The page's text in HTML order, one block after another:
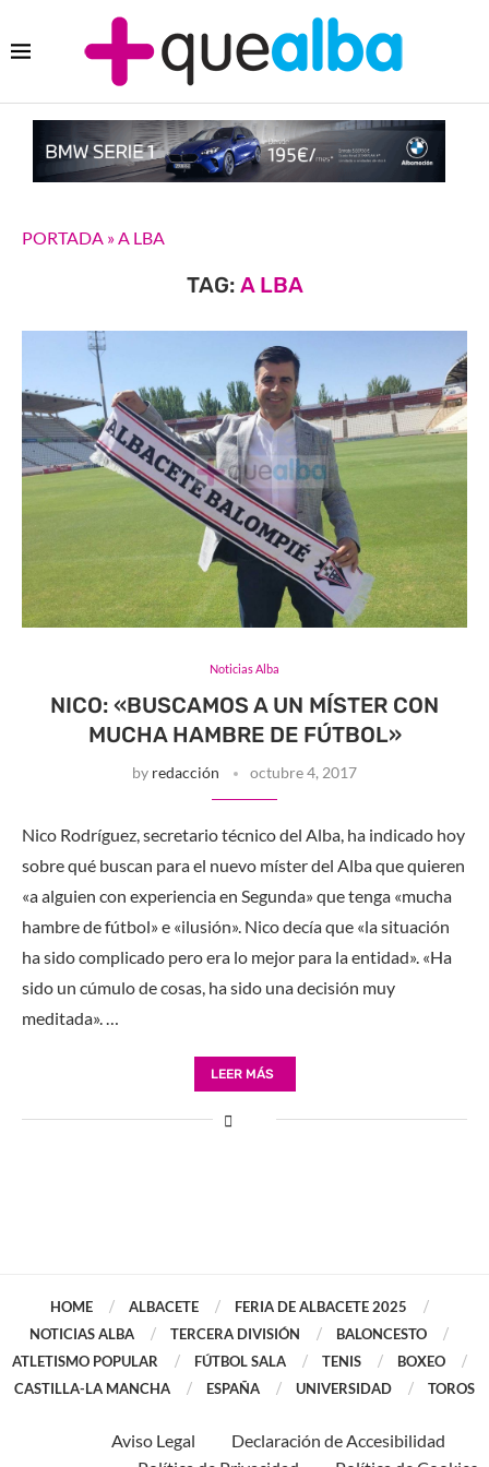
PORTADA » A LBA
TAG: A LBA
Noticias Alba
NICO: «BUSCAMOS A UN MÍSTER CON
MUCHA HAMBRE DE FÚTBOL»
by redacción octubre 4, 2017
Nico Rodríguez, secretario técnico del Alba, ha indicado hoy
sobre qué buscan para el nuevo míster del Alba que quieren
«a alguien con experiencia en Segunda» que tenga «mucha
hambre de fútbol» e «ilusión». Nico decía que «la situación
ha sido complicado pero era lo mejor para la entidad». «Ha
sido un cúmulo de cosas, ha sido una decisión muy
meditada». …
LEER MÁS
HOME ALBACETE
FERIA DE ALBACETE 2025
NOTICIAS ALBA
TERCERA DIVISIÓN
BALONCESTO
ATLETISMO POPULAR
FÚTBOL SALA TENIS
BOXEO
CASTILLA-LA MANCHA
ESPAÑA UNIVERSIDAD TOROS
Aviso Legal
Declaración de Accesibilidad